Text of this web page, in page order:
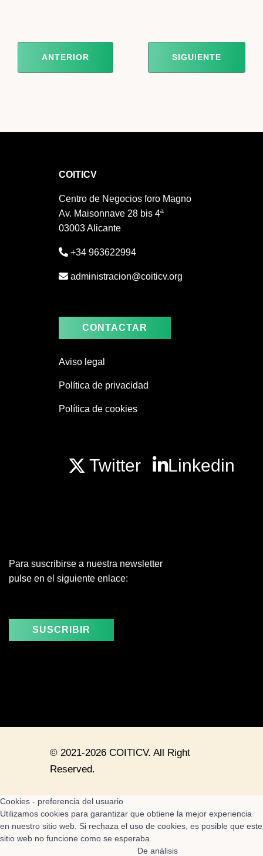
ARTÍCULO ANTERIOR: EL COITICV SE UNE A
ANTERIOR ARTÍCULO
SIGUIENTE
COITICV
Centro de Negocios foro Magno
Av. Maisonnave 28 bis 4ª
03003 Alicante
+34 963622994
administracion@coiticv.org
CONTACTAR
Aviso legal
Política de privacidad
Política de cookies
Twitter Linkedin
Para suscribirse a nuestra newsletter
pulse en el siguiente enlace:
SUSCRIBIR
© 2021-2026 COITICV. All Right
Reserved.
Cookies - preferencia del usuario
Utilizamos cookies para garantizar que obtiene la mejor experiencia
en nuestro sitio web. Si rechaza el uso de cookies, es posible que este
sitio web no funcione como se esperaba.
De análisis